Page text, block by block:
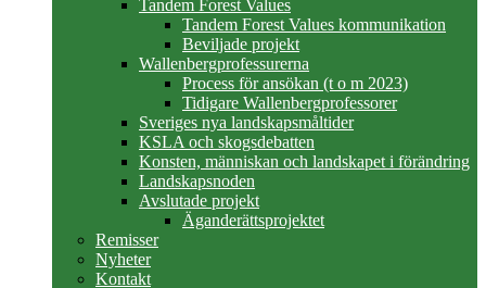
Tandem Forest Values
Tandem Forest Values kommunikation
Beviljade projekt
Wallenbergprofessurerna
Process för ansökan (t o m 2023)
Tidigare Wallenbergprofessorer
Sveriges nya landskapsmåltider
KSLA och skogsdebatten
Konsten, människan och landskapet i förändring
Landskapsnoden
Avslutade projekt
Äganderättsprojektet
Remisser
Nyheter
Kontakt